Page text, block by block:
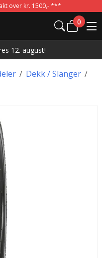
over kr. 1500,- ***
0
12. august!
/ /
Dekk / Slanger